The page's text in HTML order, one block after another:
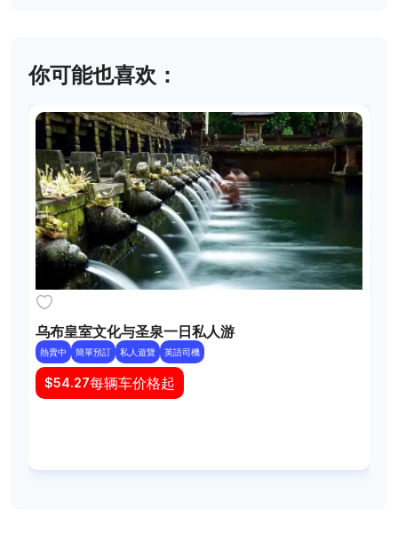
你可能也喜欢：
乌布皇室文化与圣泉一日私人游
熱賣中 簡單預訂 私人遊覽 英語司機
$54.27每辆车价格起